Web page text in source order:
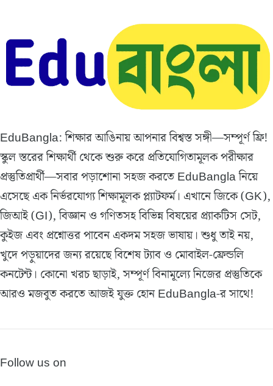
EduBangla: শিক্ষার আঙিনায় আপনার বিশ্বস্ত সঙ্গী—সম্পূর্ণ ফ্রি!
স্কুল স্তরের শিক্ষার্থী থেকে শুরু করে প্রতিযোগিতামূলক পরীক্ষার
প্রস্তুতিপ্রার্থী—সবার পড়াশোনা সহজ করতে EduBangla নিয়ে
এসেছে এক নির্ভরযোগ্য শিক্ষামূলক প্ল্যাটফর্ম। এখানে জিকে (GK),
জিআই (GI), বিজ্ঞান ও গণিতসহ বিভিন্ন বিষয়ের প্র্যাকটিস সেট,
কুইজ এবং প্রশ্নোত্তর পাবেন একদম সহজ ভাষায়। শুধু তাই নয়,
খুদে পড়ুয়াদের জন্য রয়েছে বিশেষ ট্যাব ও মোবাইল-ফ্রেন্ডলি
কনটেন্ট। কোনো খরচ ছাড়াই, সম্পূর্ণ বিনামূল্যে নিজের প্রস্তুতিকে
আরও মজবুত করতে আজই যুক্ত হোন EduBangla-র সাথে!
Follow us on